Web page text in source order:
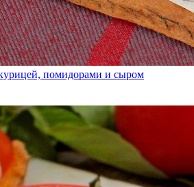
помидорами и сыром